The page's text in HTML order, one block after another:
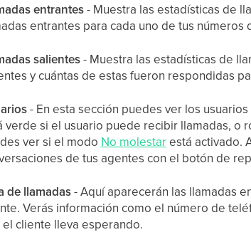
entrantes- Muestra las estadísticas de
entrantes para cada uno de tus
salientes- Muestra las estadísticas de
y cuántas de estas fueron respondidas
- En esta sección puedes ver los
verde si el usuario puede recibir llamadas, o
ver si el modo No molestarestá activado.
de tus agentes con el botón de
de llamadas- Aquí aparecerán las llamadas
Verás información como el número de
cliente lleva esperando.